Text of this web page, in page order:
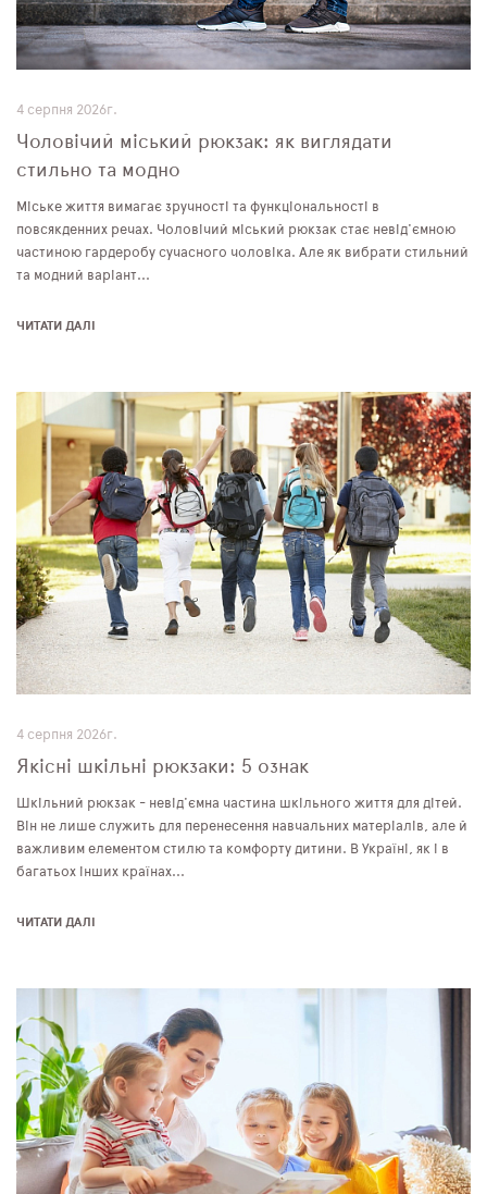
4 серпня 2026г.
Чоловічий міський рюкзак: як виглядати
стильно та модно
Міське життя вимагає зручності та функціональності в
повсякденних речах. Чоловічий міський рюкзак стає невід'ємною
частиною гардеробу сучасного чоловіка. Але як вибрати стильний
та модний варіант...
ЧИТАТИ ДАЛІ
4 серпня 2026г.
Якісні шкільні рюкзаки: 5 ознак
Шкільний рюкзак - невід'ємна частина шкільного життя для дітей.
Він не лише служить для перенесення навчальних матеріалів, але й
важливим елементом стилю та комфорту дитини. В Україні, як і в
багатьох інших країнах...
ЧИТАТИ ДАЛІ